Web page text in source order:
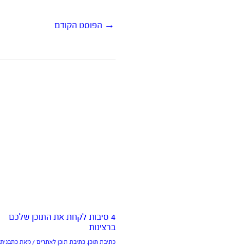
→ הפוסט הקודם
4 סיבות לקחת את התוכן שלכם
ברצינות
כתיבת תוכן, כתיבת תוכן לאתרים / מאת כתבנית